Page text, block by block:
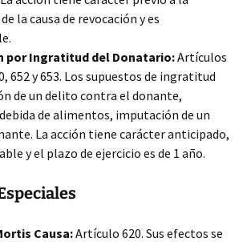
la causa de revocación y es
por Ingratitud del Donatario:Artículos
652 y 653. Los supuestos de ingratitud
de un delito contra el donante,
de alimentos, imputación de un
La acción tiene carácter anticipado,
y el plazo de ejercicio es de 1 año.
Causa:Artículo 620. Sus efectos se